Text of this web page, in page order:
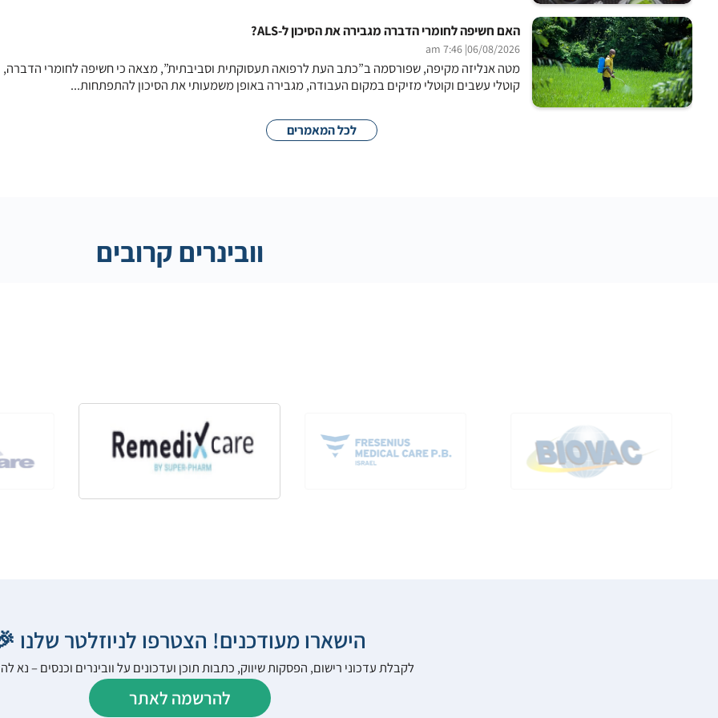
האם חשיפה לחומרי הדברה מגבירה את הסיכון ל-ALS?
06/08/2026
| 7:46 am
מטה אנליזה מקיפה, שפורסמה ב”כתב העת לרפואה תעסוקתית וסביבתית”, מצאה כי חשיפה לחומרי הדברה,
קוטלי עשבים וקוטלי מזיקים במקום העבודה, מגבירה באופן משמעותי את הסיכון להתפתחות...
לכל המאמרים
וובינרים קרובים
הישארו מעודכנים! הצטרפו לניוזלטר שלנו
לקבלת עדכוני רישום, הפסקות שיווק, כתבות תוכן ועדכונים על וובינרים וכנסים – נא
להרשמה לאתר